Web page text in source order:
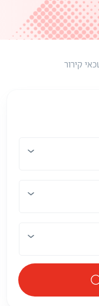
קירור